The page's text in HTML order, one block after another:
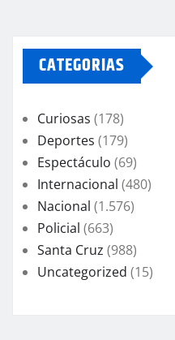
CATEGORIAS
Curiosas (178)
Deportes (179)
Espectáculo (69)
Internacional (480)
Nacional (1.576)
Policial (663)
Santa Cruz (988)
Uncategorized (15)